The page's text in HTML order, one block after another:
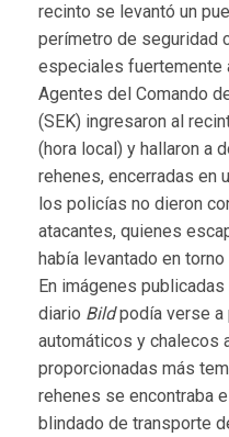
recinto se levantó un
perímetro de seguridad
especiales fuertemente
Agentes del Comando
(SEK) ingresaron al
(hora local) y hallaron a
rehenes, encerradas en
los policías no dieron
atacantes, quienes
había levantado en
En imágenes
diario Bildpodía verse a
automáticos y chalecos
proporcionadas más
rehenes se encontraba
blindado de transporte